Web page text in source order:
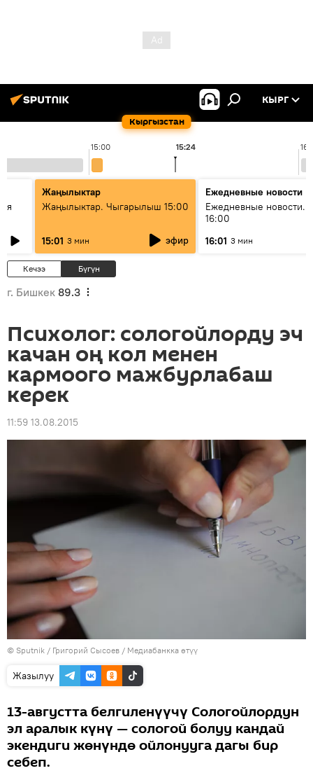
Кыргызстан
КЫРГ
15:00 15:24
Жаңылыктар
Жаңылыктар. Чыгарылыш 15:00
15:01 3 мин эфир
Ежедневные новости
Ежедневные новости.
16:00
16:01 3 мин
Кечээ Бүгүн
г. Бишкек 89.3
Психолог: сологойлорду эч
качан оң кол менен
кармоого мажбурлабаш
керек
11:59 13.08.2015
© Sputnik / Григорий Сысоев / Медиабанкка өтүү
Жазылуу
13-августта белгиленүүчү Сологойлордун
эл аралык күнү — сологой болуу кандай
экендиги жөнүндө ойлонууга дагы бир
себеп.